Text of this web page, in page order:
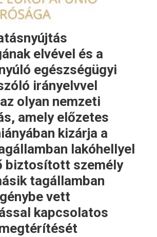
elvével és a
egészségügyi
irányelvvel
olyan nemzeti
amely előzetes
kizárja a
lakóhellyel
biztosított személy
tagállamban
vett
kapcsolatos